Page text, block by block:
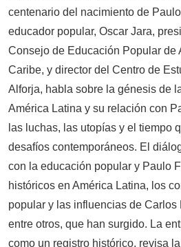
centenario del nacimiento de
educador popular, Oscar Jara,
Consejo de Educación Popular de
Caribe, y director del Centro de
Alforja, habla sobre la génesis de
América Latina y su relación con
las luchas, las utopías y el tiempo
desafíos contemporáneos. El
con la educación popular y Paulo
históricos en América Latina, los
popular y las influencias de Carlos
entre otros, que han surgido. La
como un registro histórico, revisa